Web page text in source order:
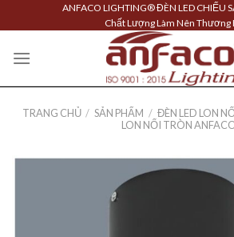
to
content
ANFACO LIGHTING® ĐÈN LED CHIẾU
Chất Lượng Làm Nên Thương
TRANG CHỦ / SẢN PHẨM / ĐÈN LED LON
LON NỔI TRÒN